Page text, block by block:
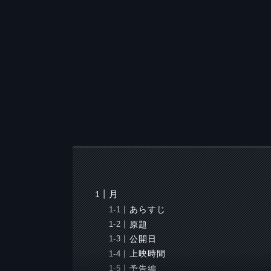
月
あらすじ
原題
公開日
上映時間
予告編